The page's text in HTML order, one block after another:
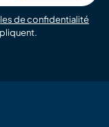
de confidentialité